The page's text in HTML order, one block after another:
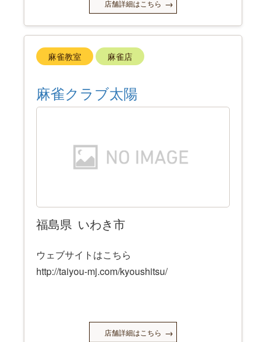
店舗詳細はこちら
麻雀教室 麻雀店
麻雀クラブ太陽
福島県 いわき市
ウェブサイトはこちら
http://taiyou-mj.com/kyoushitsu/
店舗詳細はこちら